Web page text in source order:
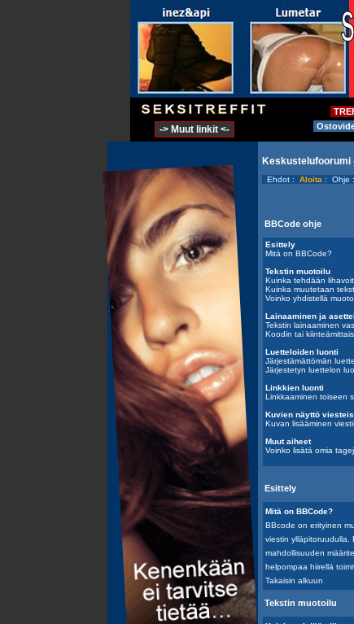
-> Muut linkit <-
Keskustelufoorumi
Ehdot : Aloita : Ohje
BBCode ohje
Esittely
Mitä on BBCode?
Tekstin muotoilu
Kuinka tehdään
Kuinka muutetaan
Voinko yhdistellä
Lainaaminen ja
Tekstin lainaaminen
Koodin tai
Luetteloiden luonti
Järjestämättömän
Järjestetyn luettelon
Linkkien luonti
Linkkaaminen toiseen
Kuvien näyttö
Kuvan lisääminen
Muut aiheet
Voinko lisätä omia
Esittely
Mitä on BBCode?
BBcode on erityinen
viestin ylläpitoruudulla.
mahdollisuuden
helpompaa hiirellä
Takaisin alkuun
Tekstin muotoilu